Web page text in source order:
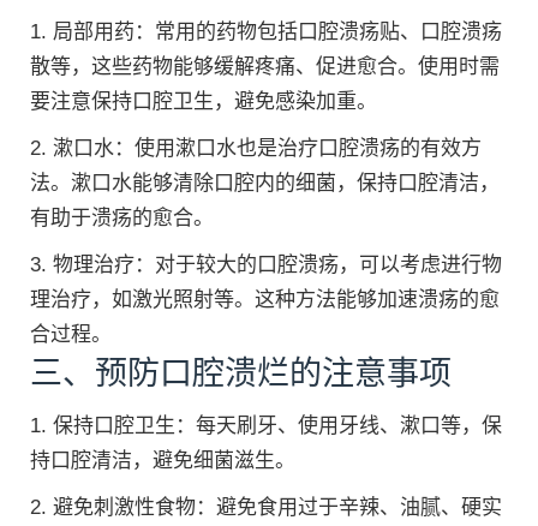
1. 局部用药：常用的药物包括口腔溃疡贴、口腔溃疡
散等，这些药物能够缓解疼痛、促进愈合。使用时需
要注意保持口腔卫生，避免感染加重。
2. 漱口水：使用漱口水也是治疗口腔溃疡的有效方
法。漱口水能够清除口腔内的细菌，保持口腔清洁，
有助于溃疡的愈合。
3. 物理治疗：对于较大的口腔溃疡，可以考虑进行物
理治疗，如激光照射等。这种方法能够加速溃疡的愈
合过程。
三、预防口腔溃烂的注意事项
1. 保持口腔卫生：每天刷牙、使用牙线、漱口等，保
持口腔清洁，避免细菌滋生。
2. 避免刺激性食物：避免食用过于辛辣、油腻、硬实